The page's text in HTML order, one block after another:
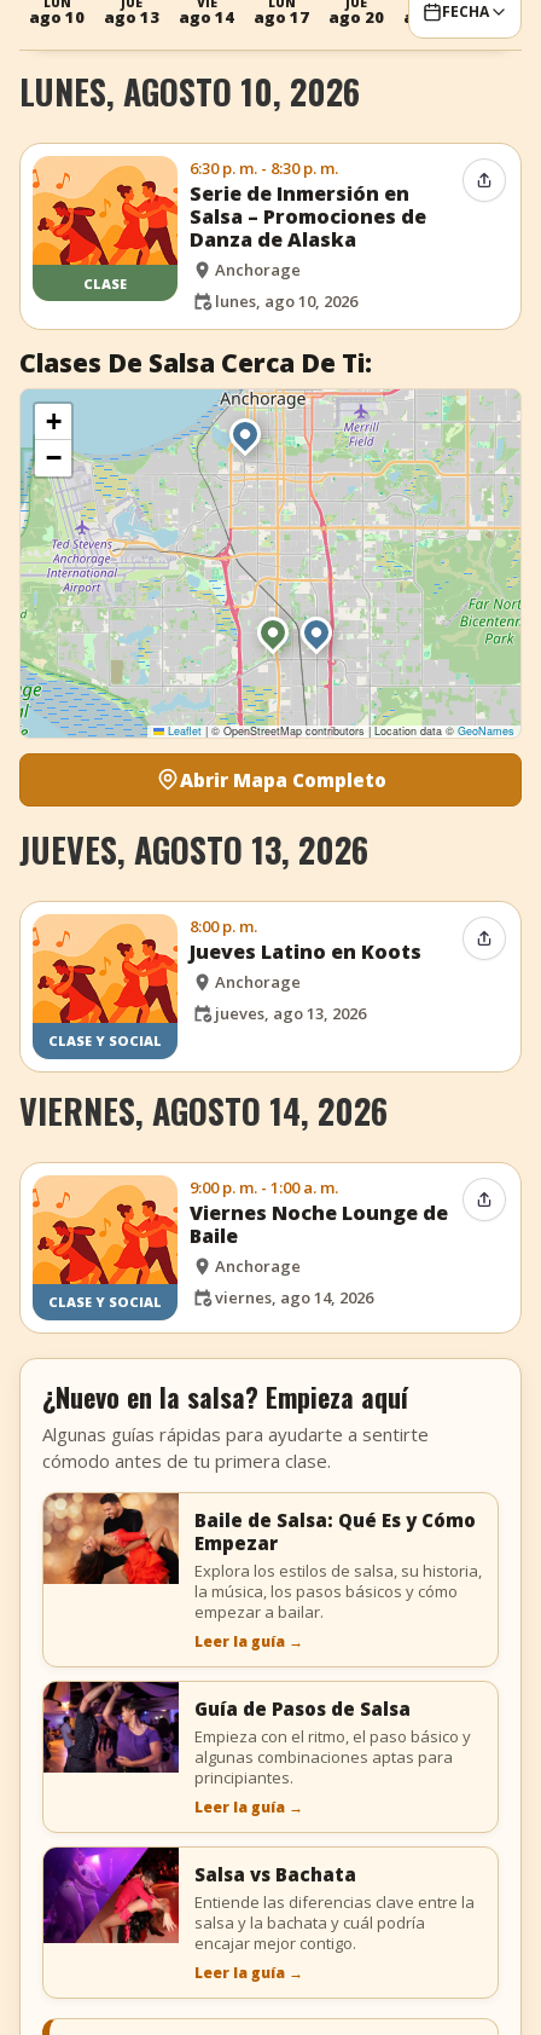
+ Añadir evento
ago 10 ago 13 ago 14 ago 17 ago 20 ago 21FECHA
LUNES, AGOSTO 10, 2026
CLASE
6:30 p. m. - 8:30 p. m.
Serie de Inmersión en
Salsa – Promociones de
Danza de Alaska
Anchorage
lunes, ago 10, 2026
Clases De Salsa Cerca De Ti:
+
−
Leaflet | © OpenStreetMap contributors | Location data © GeoNames
Abrir Mapa Completo
JUEVES, AGOSTO 13, 2026
CLASE Y SOCIAL
8:00 p. m.
Jueves Latino en Koots
Anchorage
jueves, ago 13, 2026
VIERNES, AGOSTO 14, 2026
CLASE Y SOCIAL
9:00 p. m. - 1:00 a. m.
Viernes Noche Lounge de
Baile
Anchorage
viernes, ago 14, 2026
¿Nuevo en la salsa? Empieza aquí
Algunas guías rápidas para ayudarte a sentirte
cómodo antes de tu primera clase.
Baile de Salsa: Qué Es y Cómo
Empezar
Explora los estilos de salsa, su historia,
la música, los pasos básicos y cómo
empezar a bailar.
Leer la guía →
Guía de Pasos de Salsa
Empieza con el ritmo, el paso básico y
algunas combinaciones aptas para
principiantes.
Leer la guía →
Salsa vs Bachata
Entiende las diferencias clave entre la
salsa y la bachata y cuál podría
encajar mejor contigo.
Leer la guía →